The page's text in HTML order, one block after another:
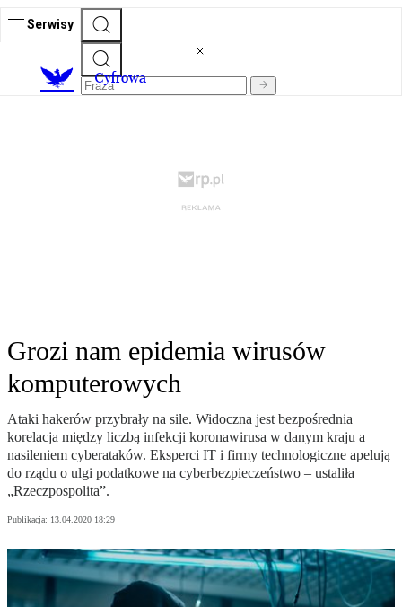
Serwisy
Cyfrowa
Grozi nam epidemia wirusów
komputerowych
Ataki hakerów przybrały na sile. Widoczna jest bezpośrednia
korelacja między liczbą infekcji koronawirusa w danym kraju a
nasileniem cyberataków. Eksperci IT i firmy technologiczne apelują
do rządu o ulgi podatkowe na cyberbezpieczeństwo – ustaliła
„Rzeczpospolita”.
Publikacja: 13.04.2020 18:29